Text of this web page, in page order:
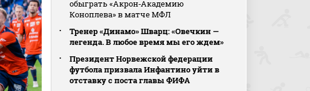
обыграть «Акрон‑Академию
Коноплева» в матче МФЛ
Тренер «Динамо» Шварц: «Овечкин —
легенда. В любое время мы его ждем»
Президент Норвежской федерации
футбола призвала Инфантино уйти в
отставку с поста главы ФИФА